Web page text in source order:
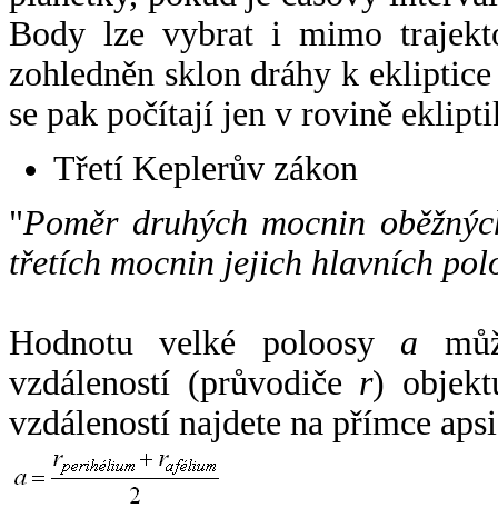
Body lze vybrat i mimo
zohledněn sklon dráhy k
se pak počítají jen v rovině
Třetí Keplerův zákon
"Poměr druhých mocnin
třetích mocnin jejich hlavních
Hodnotu velké poloosy a
vzdáleností (průvodiče r)
vzdáleností najdete na přímce